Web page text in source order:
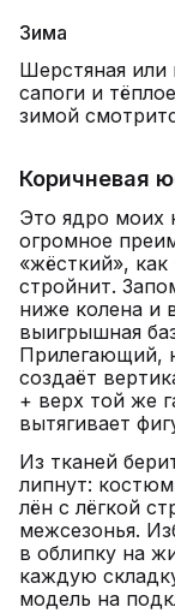
Зима
Шерстяная или
сапоги и
зимой
Коричневая
Это ядро моих
огромное
«жёсткий»,
стройнит.
ниже колена и
выигрышная
Прилегающий,
создаёт
+ верх той же
вытягивает
Из тканей
липнут:
лён с лёгкой
межсезонья.
в облипку на
каждую
модель на